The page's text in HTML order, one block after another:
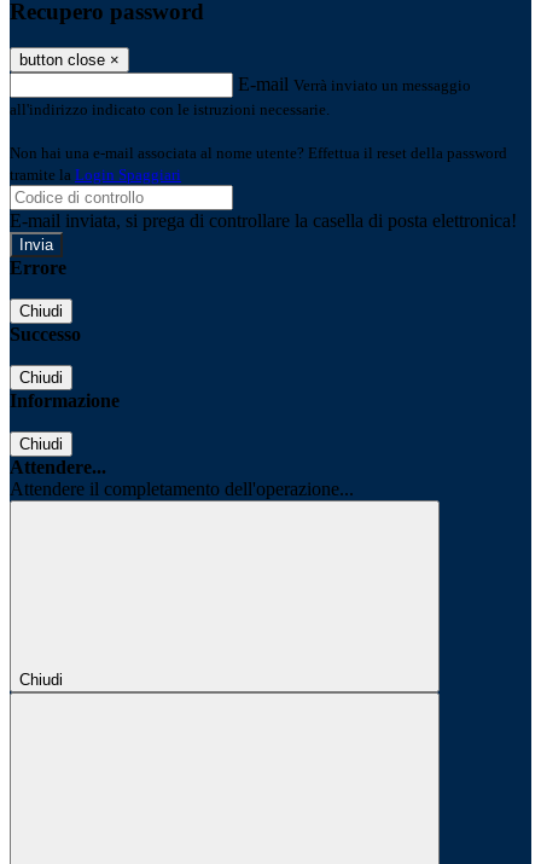
Recupero password
button close ×
E-mail Verrà inviato un messaggio
all'indirizzo indicato con le istruzioni necessarie.
Non hai una e-mail associata al nome utente? Effettua il reset della password
tramite la Login Spaggiari
E-mail inviata, si prega di controllare la casella di posta elettronica!
Errore
Chiudi
Successo
Chiudi
Informazione
Chiudi
Attendere...
Attendere il completamento dell'operazione...
Chiudi